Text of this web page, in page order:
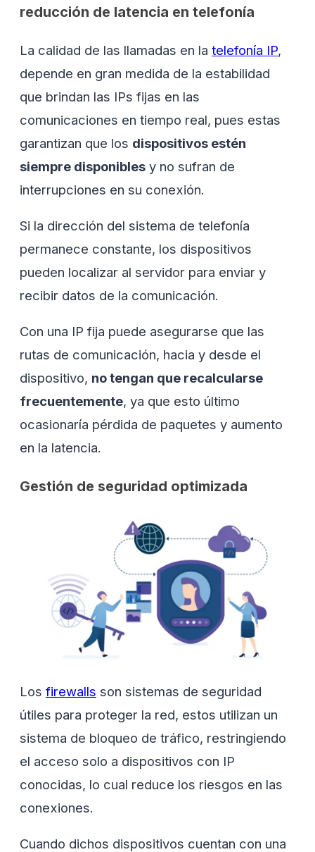
reducción de latencia en telefonía
La calidad de las llamadas en la telefonía IP,
depende en gran medida de la estabilidad
que brindan las IPs fijas en las
comunicaciones en tiempo real, pues estas
garantizan que los dispositivos estén
siempre disponibles y no sufran de
interrupciones en su conexión.
Si la dirección del sistema de telefonía
permanece constante, los dispositivos
pueden localizar al servidor para enviar y
recibir datos de la comunicación.
Con una IP fija puede asegurarse que las
rutas de comunicación, hacia y desde el
dispositivo, no tengan que recalcularse
frecuentemente, ya que esto último
ocasionaría pérdida de paquetes y aumento
en la latencia.
Gestión de seguridad optimizada
Los firewalls son sistemas de seguridad
útiles para proteger la red, estos utilizan un
sistema de bloqueo de tráfico, restringiendo
el acceso solo a dispositivos con IP
conocidas, lo cual reduce los riesgos en las
conexiones.
Cuando dichos dispositivos cuentan con una